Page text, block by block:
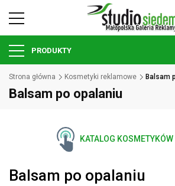
PRODUKTY
Strona główna Kosmetyki reklamowe Balsam
Balsam po opalaniu
KATALOG
Balsam po opalaniu